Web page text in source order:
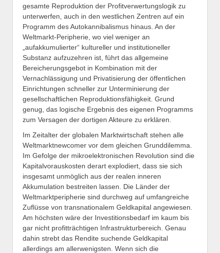
gesamte Reproduktion der Profitverwertungslogik zu
unterwerfen, auch in den westlichen Zentren auf ein
Programm des Autokannibalismus hinaus. An der
Weltmarkt-Peripherie, wo viel weniger an
„aufakkumulierter“ kultureller und institutioneller
Substanz aufzuzehren ist, führt das allgemeine
Bereicherungsgebot in Kombination mit der
Vernachlässigung und Privatisierung der öffentlichen
Einrichtungen schneller zur Unterminierung der
gesellschaftlichen Reproduktionsfähigkeit. Grund
genug, das logische Ergebnis des eigenen Programms
zum Versagen der dortigen Akteure zu erklären.
Im Zeitalter der globalen Marktwirtschaft stehen alle
Weltmarktnewcomer vor dem gleichen Grunddilemma.
Im Gefolge der mikroelektronischen Revolution sind die
Kapitalvorauskosten derart explodiert, dass sie sich
insgesamt unmöglich aus der realen inneren
Akkumulation bestreiten lassen. Die Länder der
Weltmarktperipherie sind durchweg auf umfangreiche
Zuflüsse von transnationalem Geldkapital angewiesen.
Am höchsten wäre der Investitionsbedarf im kaum bis
gar nicht profitträchtigen Infrastrukturbereich. Genau
dahin strebt das Rendite suchende Geldkapital
allerdings am allerwenigsten. Wenn sich die